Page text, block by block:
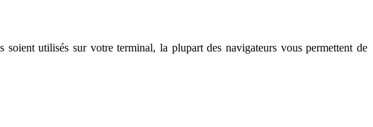
utilisés sur votre terminal, la plupart des navigateurs vous permettent de